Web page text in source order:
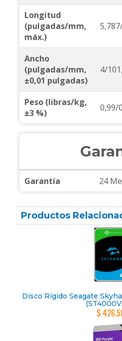
Longitud
(pulgadas/mm,
máx.)
Ancho
(pulgadas/mm,
±0,01 pulgadas)
4/
Peso (libras/kg,
±3 %)
0,99/
Garantía 24
Productos
Disco Rígido Seagate
$